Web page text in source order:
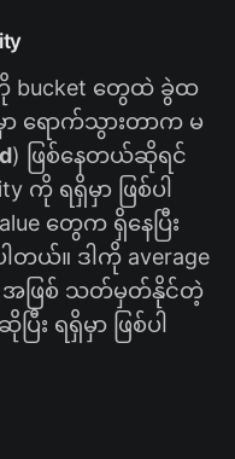
bucket တွေထဲ ခွဲထ
ရောက်သွားတာက မ
) ဖြစ်နေတယ်ဆိုရင်
ကို ရရှိမှာ ဖြစ်ပါ
တွေက ရှိနေပြီး
ါတယ်။ ဒါကို average
အဖြစ် သတ်မှတ်နိုင်တဲ့
ဆိုပြီး ရရှိမှာ ဖြစ်ပါ